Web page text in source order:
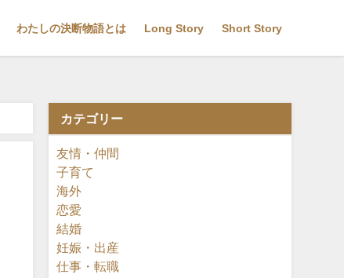
わたしの決断物語とは Long Story Short Story
カテゴリー
友情・仲間
子育て
海外
恋愛
結婚
妊娠・出産
仕事・転職